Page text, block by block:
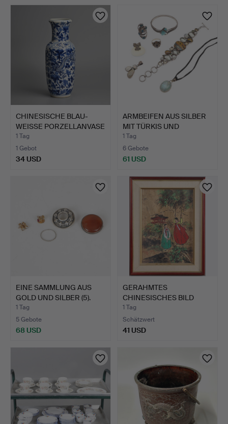
CHINESISCHE BLAU-
WEISSE PORZELLANVASE
MIT …
1 Tag
1 Gebot
34 USD
ARMBEIFEN AUS SILBER
MIT TÜRKIS UND
MARKAS…
1 Tag
6 Gebote
61 USD
EINE SAMMLUNG AUS
GOLD UND SILBER (5).
1 Tag
5 Gebote
68 USD
GERAHMTES
CHINESISCHES BILD
ZWEIER JUNGER …
1 Tag
Schätzwert
41 USD